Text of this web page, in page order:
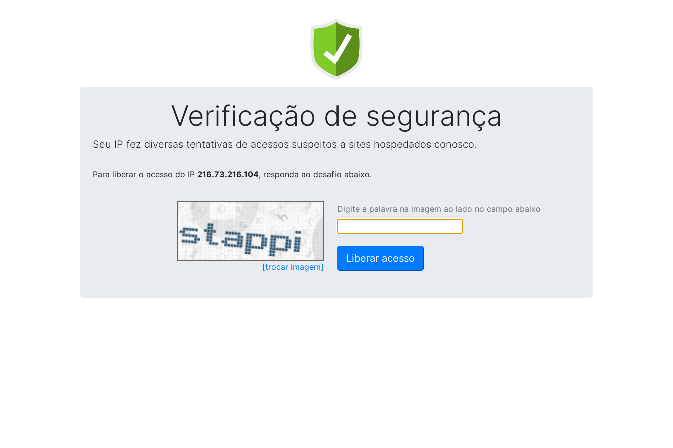
Verificação de segurança
Seu IP fez diversas tentativas de acessos suspeitos a sites hospedados conosco.
Para liberar o acesso do IP 216.73.216.104, responda ao desafio abaixo.
[trocar imagem]
Digite a palavra na imagem ao lado no campo abaixo